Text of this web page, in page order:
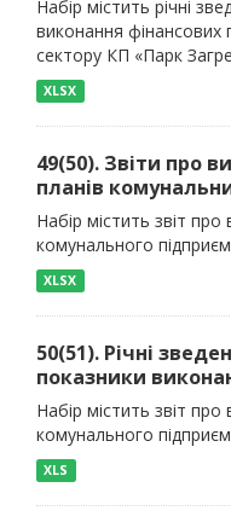
Набір містить річні
виконання фінансових
сектору КП «Парк
XLSX
49(50). Звіти про
планів
Набір містить звіт
комунального
XLSX
50(51). Річні
показники
Набір містить звіт
комунального
XLS